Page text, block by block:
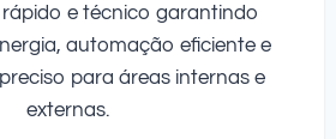
e técnico garantindo
automação eficiente e
para áreas internas e
externas.